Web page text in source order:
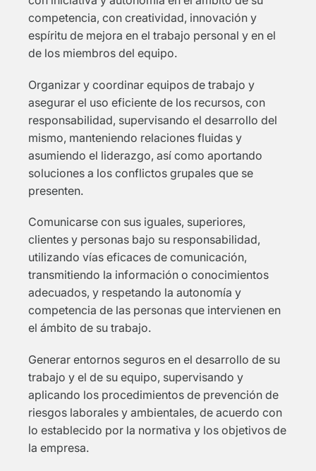
competencia, con creatividad, innovación y
espíritu de mejora en el trabajo personal y en el
de los miembros del equipo.
Organizar y coordinar equipos de trabajo y
asegurar el uso eficiente de los recursos, con
responsabilidad, supervisando el desarrollo del
mismo, manteniendo relaciones fluidas y
asumiendo el liderazgo, así como aportando
soluciones a los conflictos grupales que se
presenten.
Comunicarse con sus iguales, superiores,
clientes y personas bajo su responsabilidad,
utilizando vías eficaces de comunicación,
transmitiendo la información o conocimientos
adecuados, y respetando la autonomía y
competencia de las personas que intervienen en
el ámbito de su trabajo.
Generar entornos seguros en el desarrollo de su
trabajo y el de su equipo, supervisando y
aplicando los procedimientos de prevención de
riesgos laborales y ambientales, de acuerdo con
lo establecido por la normativa y los objetivos de
la empresa.